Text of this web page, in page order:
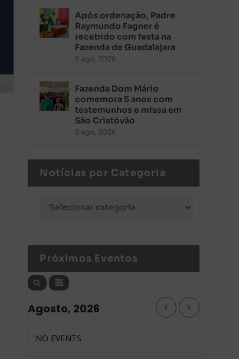
Após ordenação, Padre
Raymundo Fagner é
recebido com festa na
Fazenda de Guadalajara
5 ago, 2026
Fazenda Dom Mário
comemora 5 anos com
testemunhos e missa em
São Cristóvão
5 ago, 2026
Notícias por Categoria
Próximos Eventos
Agosto, 2026
NO EVENTS